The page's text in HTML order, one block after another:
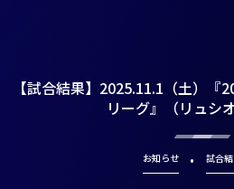
【試合結果】2025.11.1（土）『
リーグ』（リュシ
お知らせ 試合